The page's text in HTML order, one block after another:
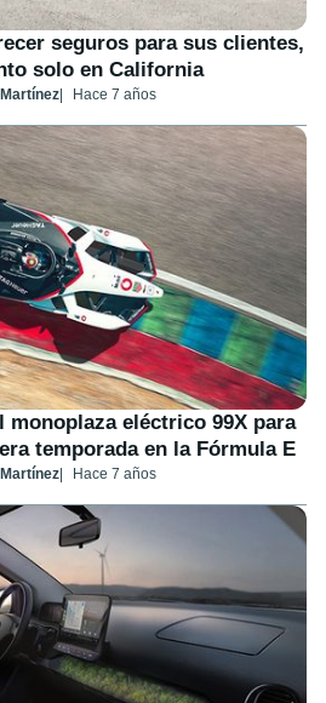
seguros para sus clientes,
solo en California
Hace 7 años
monoplaza eléctrico 99X para
temporada en la Fórmula E
Hace 7 años